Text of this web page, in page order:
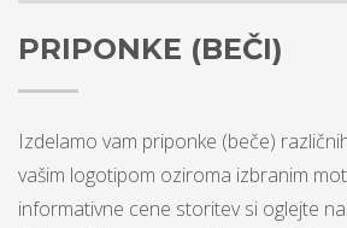
PRIPONKE (BEČI)
Izdelamo vam priponke (beče)
vašim logotipom oziroma izbranim
informativne cene storitev si oglejte